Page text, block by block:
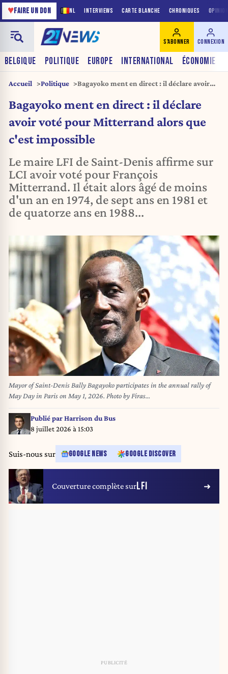
NL INTERVIEWS CARTE BLANCHE CHRONIQUES
♥FAIRE UN DON
BELGIQUE POLITIQUE EUROPE INTERNATIONAL ÉCONOMIE
S'ABONNER CONNEXION
Accueil Politique
Bagayoko ment en direct : il déclare avoir
impossible
Bagayoko ment en direct : il déclare
avoir voté pour Mitterrand alors que
c'est impossible
Le maire LFI de Saint-Denis affirme sur
LCI avoir voté pour François
Mitterrand. Il était alors âgé de moins
d'un an en 1974, de sept ans en 1981 et
de quatorze ans en 1988...
Mayor of Saint-Denis Bally Bagayoko participates in the annual rally of
May Day in Paris on May 1, 2026. Photo by Firas
Abdullah/ABACAPRESS.COM
Publié parHarrison du Bus
8 juillet 2026 à 15:03
Suis-nous sur GOOGLE NEWS GOOGLE DISCOVER
Couverture complète surLFI